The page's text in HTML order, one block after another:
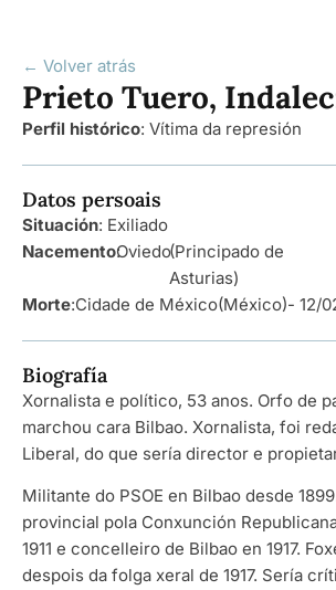
← Volver atrás
Prieto Tuero,
Perfil histórico: Vítima da represión
Datos persoais
Situación: Exiliado
Nacemento:Oviedo(Principado de
Asturias)
Morte:Cidade de México(México)- 12/
Biografía
Xornalista e político, 53 anos. Orfo de
marchou cara Bilbao. Xornalista, foi
Liberal, do que sería director e
Militante do PSOE en Bilbao desde
provincial pola Conxunción
1911 e concelleiro de Bilbao en 1917.
despois da folga xeral de 1917. Sería